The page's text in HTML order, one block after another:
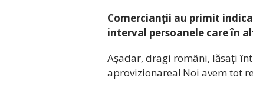
Comercianții au primit
interval persoanele care în
Așadar, dragi români, lăsați
aprovizionarea! Noi avem tot